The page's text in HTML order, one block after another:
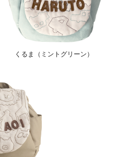
くるま（ミントグリーン）